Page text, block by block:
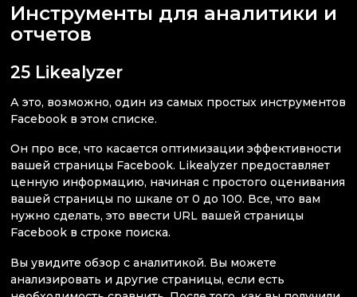
Инструменты для аналитики и
отчетов
25 Likealyzer
А это, возможно, один из самых простых инструментов
Facebook в этом списке.
Он про все, что касается оптимизации эффективности
вашей страницы Facebook. Likealyzer предоставляет
ценную информацию, начиная с простого оценивания
вашей страницы по шкале от 0 до 100. Все, что вам
нужно сделать, это ввести URL вашей страницы
Facebook в строке поиска.
Вы увидите обзор с аналитикой. Вы можете
анализировать и другие страницы, если есть